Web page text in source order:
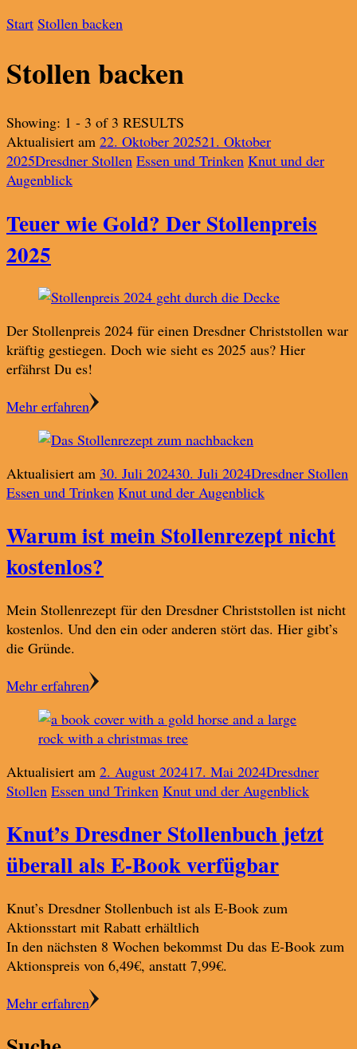
Start Stollen backen
Stollen backen
Showing: 1 - 3 of 3 RESULTS
Aktualisiert am 22. Oktober 202521. Oktober
2025Dresdner Stollen Essen und Trinken Knut und der
Augenblick
Teuer wie Gold? Der Stollenpreis
2025
Der Stollenpreis 2024 für einen Dresdner Christstollen war
kräftig gestiegen. Doch wie sieht es 2025 aus? Hier
erfährst Du es!
Mehr erfahren
Aktualisiert am 30. Juli 202430. Juli 2024Dresdner Stollen
Essen und Trinken Knut und der Augenblick
Warum ist mein Stollenrezept nicht
kostenlos?
Mein Stollenrezept für den Dresdner Christstollen ist nicht
kostenlos. Und den ein oder anderen stört das. Hier gibt’s
die Gründe.
Mehr erfahren
Aktualisiert am 2. August 202417. Mai 2024Dresdner
Stollen Essen und Trinken Knut und der Augenblick
Knut’s Dresdner Stollenbuch jetzt
überall als E-Book verfügbar
Knut’s Dresdner Stollenbuch ist als E-Book zum
Aktionsstart mit Rabatt erhältlich
In den nächsten 8 Wochen bekommst Du das E-Book zum
Aktionspreis von 6,49€, anstatt 7,99€.
Mehr erfahren